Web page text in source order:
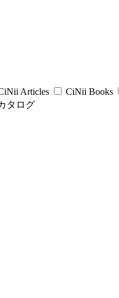
Articles CiNii Books
タログ